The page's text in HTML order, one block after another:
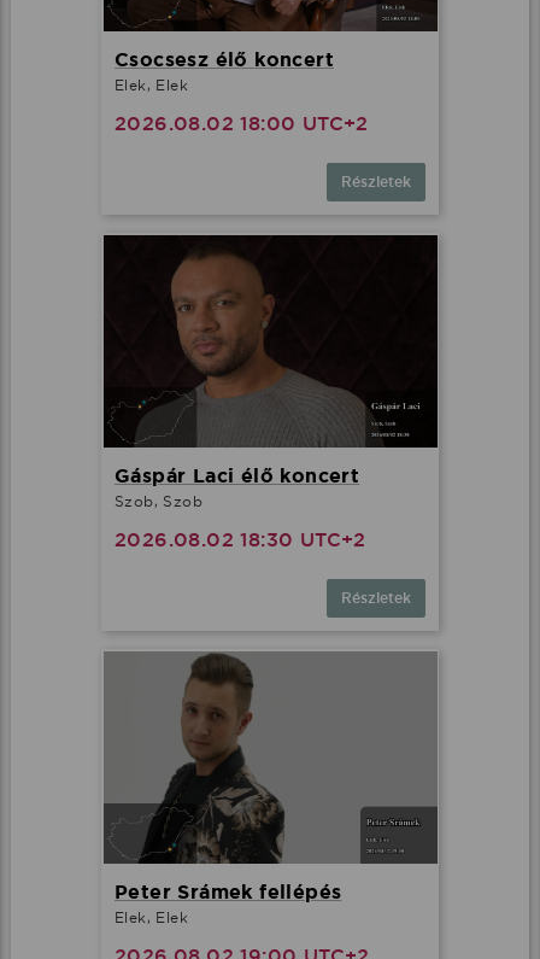
Csocsesz élő koncert
Elek, Elek
2026.08.02 18:00 UTC+2
Részletek
Gáspár Laci élő koncert
Szob, Szob
2026.08.02 18:30 UTC+2
Részletek
Peter Srámek fellépés
Elek, Elek